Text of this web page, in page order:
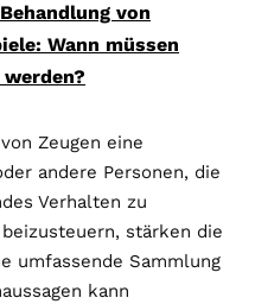
von
Wann müssen
Zeugen eine
andere Personen, die
Verhalten zu
stärken die
umfassende Sammlung
kann